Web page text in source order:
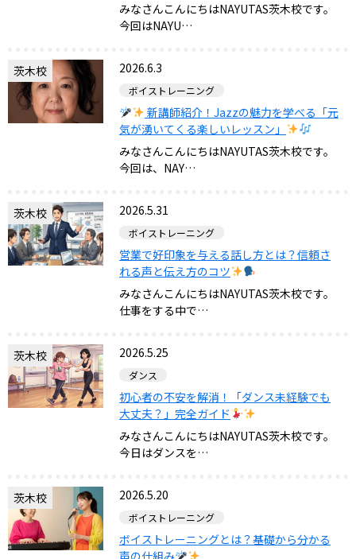
みなさんこんにちはNAYUTAS茨木校です。
今回はNAYU…
茨木校 2026.6.3
ボイストレーニング
新講師紹介！Jazzの魅力を学べる「元
気が湧いてくる楽しいレッスン」
みなさんこんにちはNAYUTAS茨木校です。
今回は、NAY…
茨木校 2026.5.31
ボイストレーニング
営業で好印象を与える話し方とは？信頼さ
れる声と伝え方のコツ
みなさんこんにちはNAYUTAS茨木校です。
仕事をする中で…
茨木校 2026.5.25
ダンス
初心者の不安を解消！「ダンス未経験でも
大丈夫？」完全ガイド
みなさんこんにちはNAYUTAS茨木校です。
今日はダンスを…
茨木校 2026.5.20
ボイストレーニング
ボイストレーニングとは？基礎から分かる
声の仕組み